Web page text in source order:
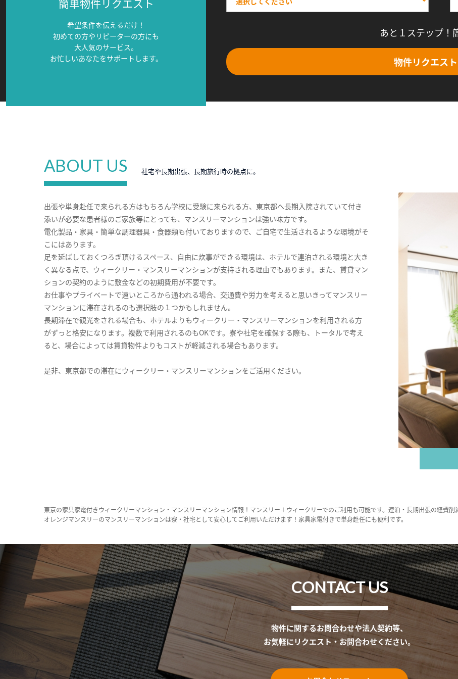
簡単物件リクエスト
希望条件を伝えるだけ！
初めての方やリピーターの方にも
大人気のサービス。
お忙しいあなたをサポートします。
あと１ステップ！
物件リクエス
ABOUT US 社宅や長期出張、長期旅行時の拠点に。
出張や単身赴任で来られる方はもちろん学校に受験に来られる方、東京都へ長期入院されていて付き
添いが必要な患者様のご家族等にとっても、マンスリーマンションは強い味方です。
電化製品・家具・簡単な調理器具・食器類も付いておりますので、ご自宅で生活されるような環境がそ
こにはあります。
足を延ばしておくつろぎ頂けるスペース、自由に炊事ができる環境は、ホテルで連泊される環境と大き
く異なる点で、ウィークリー・マンスリーマンションが支持される理由でもあります。また、賃貸マン
ションの契約のように敷金などの初期費用が不要です。
お仕事やプライベートで遠いところから通われる場合、交通費や労力を考えると思いきってマンスリー
マンションに滞在されるのも選択肢の１つかもしれません。
長期滞在で観光をされる場合も、ホテルよりもウィークリー・マンスリーマンションを利用される方
がずっと格安になります。複数で利用されるのもOKです。寮や社宅を確保する際も、トータルで考え
ると、場合によっては賃貸物件よりもコストが軽減される場合もあります。
是非、東京都での滞在にウィークリー・マンスリーマンションをご活用ください。
東京の家具家電付きウィークリーマンション・マンスリーマンション情報！マンスリー＋ウィークリーでのご利用も可能です。連泊・長期出張の経費削
オレンジマンスリーのマンスリーマンションは寮・社宅として安心してご利用いただけます！家具家電付きで単身赴任にも便利です。
CONTACT US
物件に関するお問合わせや法人契約等、
お気軽にリクエスト・お問合わせください。